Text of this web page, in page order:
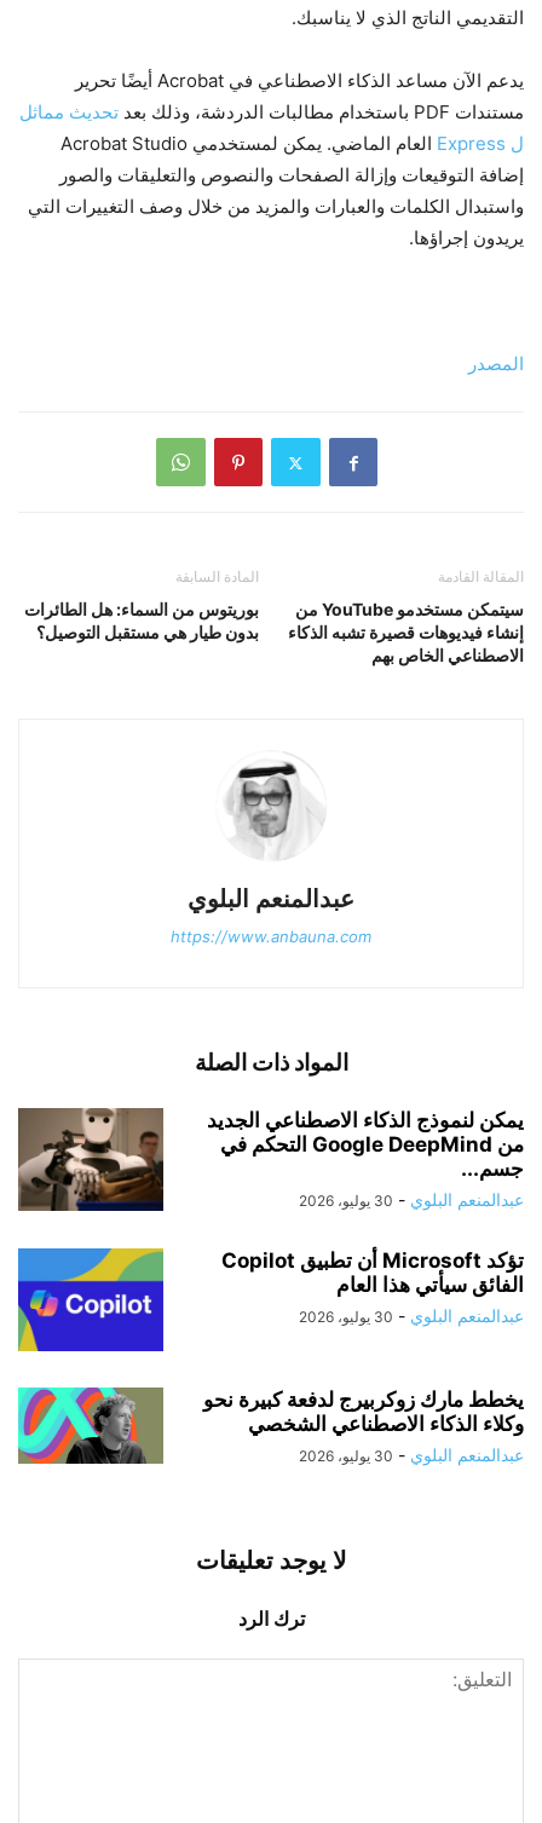
التقديمي الناتج الذي لا يناسبك.
يدعم الآن مساعد الذكاء الاصطناعي في Acrobat أيضًا تحرير
مستندات PDF باستخدام مطالبات الدردشة، وذلك بعد
تحديث مماثل
ل Express
العام الماضي. يمكن لمستخدمي Acrobat Studio
إضافة التوقيعات وإزالة الصفحات والنصوص والتعليقات والصور
واستبدال الكلمات والعبارات والمزيد من خلال وصف التغييرات التي
يريدون إجراؤها.
المصدر
المادة السابقة
بوريتوس من السماء: هل الطائرات
بدون طيار هي مستقبل التوصيل؟
المقالة القادمة
سيتمكن مستخدمو YouTube من
إنشاء فيديوهات قصيرة تشبه الذكاء
الاصطناعي الخاص بهم
عبدالمنعم البلوي
https://www.anbauna.com
المواد ذات الصلة
يمكن لنموذج الذكاء الاصطناعي الجديد
من Google DeepMind التحكم في
جسم...
عبدالمنعم البلوي - 30 يوليو، 2026
تؤكد Microsoft أن تطبيق Copilot
الفائق سيأتي هذا العام
عبدالمنعم البلوي - 30 يوليو، 2026
يخطط مارك زوكربيرج لدفعة كبيرة نحو
وكلاء الذكاء الاصطناعي الشخصي
عبدالمنعم البلوي - 30 يوليو، 2026
لا يوجد تعليقات
ترك الرد